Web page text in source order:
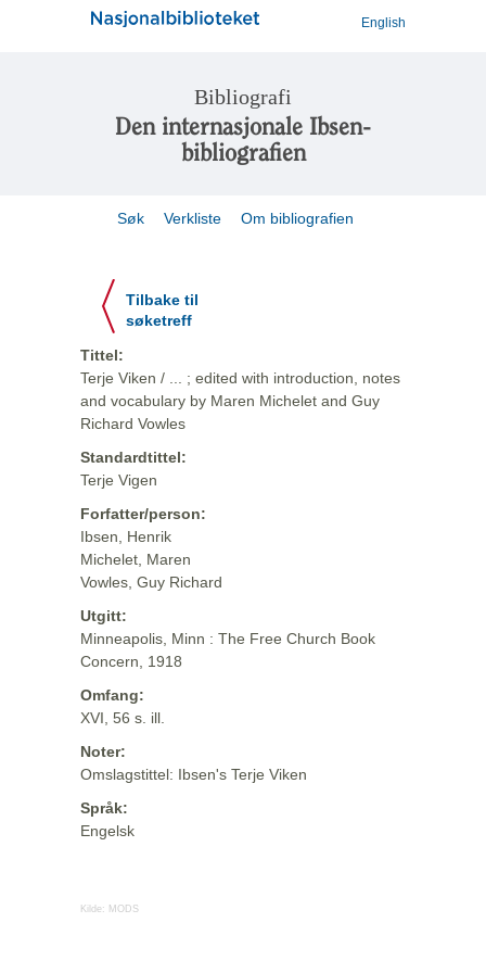
English
Bibliografi
Den internasjonale Ibsen-
bibliografien
Søk Verkliste Om bibliografien
Tilbake til
søketreff
Tittel:
Terje Viken / ... ; edited with introduction, notes
and vocabulary by Maren Michelet and Guy
Richard Vowles
Standardtittel:
Terje Vigen
Forfatter/person:
Ibsen, Henrik
Michelet, Maren
Vowles, Guy Richard
Utgitt:
Minneapolis, Minn : The Free Church Book
Concern, 1918
Omfang:
XVI, 56 s. ill.
Noter:
Omslagstittel: Ibsen's Terje Viken
Språk:
Engelsk
Kilde: MODS